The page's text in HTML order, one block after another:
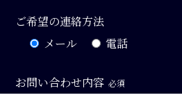
ご希望の連絡方法
メール
電話
お問い合わせ内容 必須